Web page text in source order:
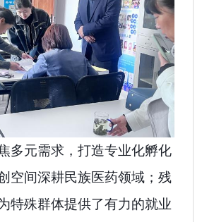
多元需求，打造专业化孵化
空间深耕民族医药领域；残
特殊群体提供了有力的就业